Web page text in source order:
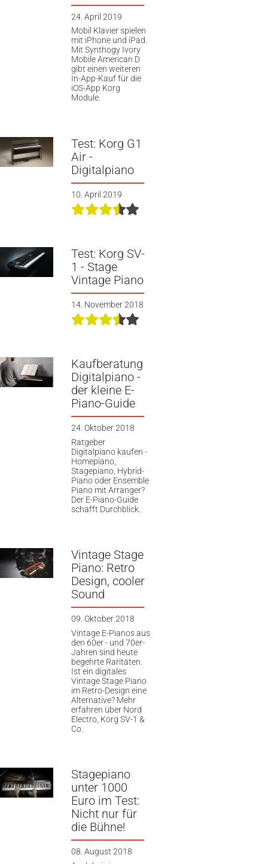
24. April 2019
Mobil Klavier spielen
mit iPhone und iPad.
Mit Synthogy Ivory
Mobile American D
gibt einen weiteren
In-App-Kauf für die
iOS-App Korg
Module.
Test: Korg G1
Air -
Digitalpiano
10. April 2019
Test: Korg SV-
1 - Stage
Vintage Piano
14. November 2018
Kaufberatung
Digitalpiano -
der kleine E-
Piano-Guide
24. Oktober 2018
Ratgeber
Digitalpiano kaufen -
Homepiano,
Stagepiano, Hybrid-
Piano oder Ensemble
Piano mit Arranger?
Der E-Piano-Guide
schafft Durchblick.
Vintage Stage
Piano: Retro
Design, cooler
Sound
09. Oktober 2018
Vintage E-Pianos aus
den 60er - und 70er-
Jahren sind heute
begehrte Raritäten.
Ist ein digitales
Vintage Stage Piano
im Retro-Design eine
Alternative? Mehr
erfahren über Nord
Electro, Korg SV-1 &
Co.
Stagepiano
unter 1000
Euro im Test:
Nicht nur für
die Bühne!
08. August 2018